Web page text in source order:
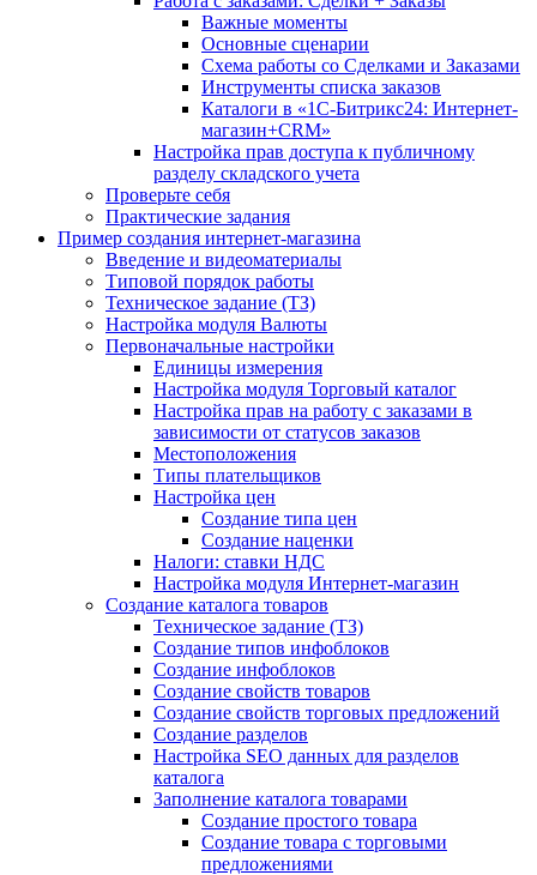
Важные моменты
Основные сценарии
Схема работы со Сделками и Заказами
Инструменты списка заказов
Каталоги в «1С-Битрикс24: Интернет-
магазин+CRM»
Настройка прав доступа к публичному
разделу складского учета
Проверьте себя
Практические задания
Пример создания интернет-магазина
Введение и видеоматериалы
Типовой порядок работы
Техническое задание (ТЗ)
Настройка модуля Валюты
Первоначальные настройки
Единицы измерения
Настройка модуля Торговый каталог
Настройка прав на работу с заказами в
зависимости от статусов заказов
Местоположения
Типы плательщиков
Настройка цен
Создание типа цен
Создание наценки
Налоги: ставки НДС
Настройка модуля Интернет-магазин
Создание каталога товаров
Техническое задание (ТЗ)
Создание типов инфоблоков
Создание инфоблоков
Создание свойств товаров
Создание свойств торговых предложений
Создание разделов
Настройка SEO данных для разделов
каталога
Заполнение каталога товарами
Создание простого товара
Создание товара с торговыми
предложениями